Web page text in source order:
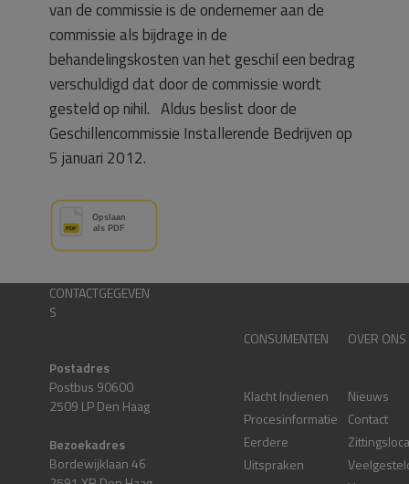
van de commissie is de ondernemer aan de
commissie als bijdrage in de
behandelingskosten van het geschil een bedrag
verschuldigd dat door de commissie wordt
gesteld op nihil. Aldus beslist door de
Geschillencommissie Installerende Bedrijven op
5 januari 2012.
CONTACTGEGEVEN
S
Postadres
Postbus 90600
2509 LP Den Haag
Bezoekadres
Bordewijklaan 46
CONSUMENTEN
Klacht Indienen
Procesinformatie
Eerdere
Uitspraken
OVER ONS
Nieuws
Contact